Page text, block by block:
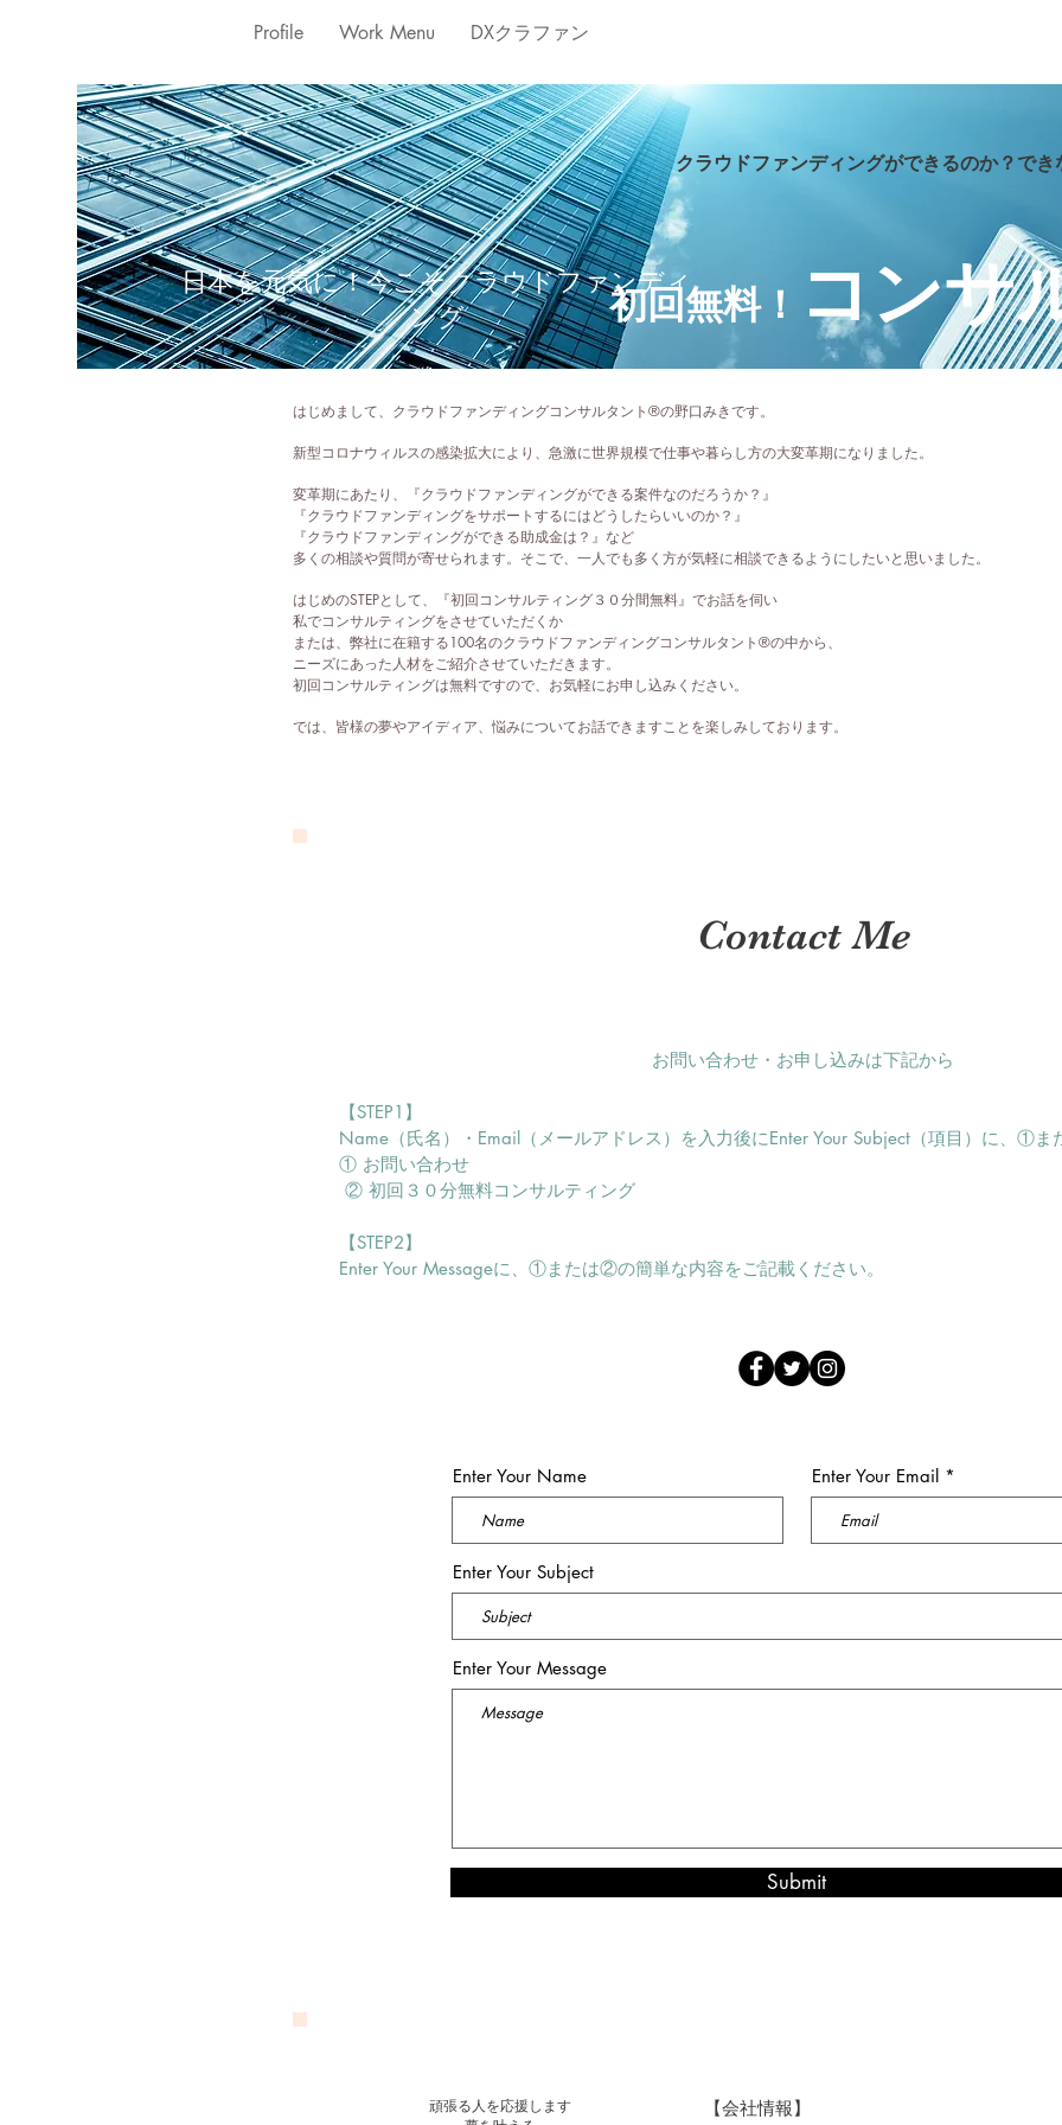
Profile Work Menu DXクラファン
​日本を元気に！今こそクラウドファンディ
ング
クラウドファンディングができるのか？​で
初回無料！ コンサ
はじめまして、クラウドファンディングコンサルタント®の野口みきです。
新型コロナウィルスの感染拡大により、急激に世界規模で仕事や暮らし方の大変革期になりました。
変革期にあたり、『クラウドファンディングができる案件なのだろうか？』
『クラウドファンディングをサポートするにはどうしたらいいのか？』
​『クラウドファンディングができる助成金は？』など
​多くの相談や質問が寄せられます。そこで、一人でも多く方が気軽に相談できるようにしたいと思いました。
はじめのSTEPとして、『初回コンサルティング３０分間無料』でお話を伺い
私でコンサルティングをさせていただくか
または、弊社に在籍する100名のクラウドファンディングコンサルタント®の中から、
ニーズにあった人材をご紹介させていただきます。
初回コンサルティングは無料ですので、お気軽にお申し込みください。
​では、皆様の夢やアイディア、悩みについてお話できますことを楽しみしております。
Contact Me
お問い合わせ・お申し込みは下記から
【STEP1】
Name（氏名）・Email（メールアドレス）を入力後にEnter Your Subject（項目）に、①ま
① お問い合わせ
② 初回３０分無料コンサルティング​
【STEP2】
Enter Your Messageに、①または②の簡単な内容をご記載ください。
Enter Your Name Enter Your Email
Enter Your Subject
Enter Your Message
Submit
頑張る人を応援します
【会社情報】